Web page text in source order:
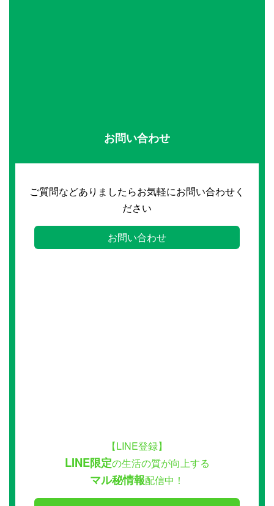
お問い合わせ
ご質問などありましたらお気軽にお問い合わせく
ださい
お問い合わせ
【LINE登録】
LINE限定の生活の質が向上する
マル秘情報配信中！